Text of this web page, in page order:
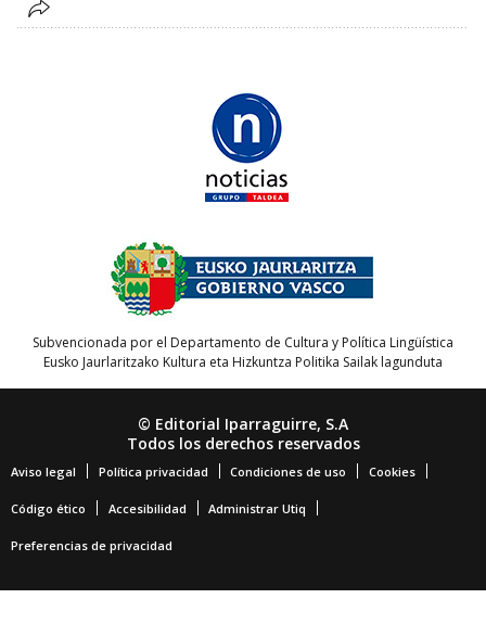
Subvencionada por el Departamento de Cultura y Política Lingüística
Eusko Jaurlaritzako Kultura eta Hizkuntza Politika Sailak lagunduta
© Editorial Iparraguirre, S.A
Todos los derechos reservados
Aviso legal Política privacidad Condiciones de uso Cookies
Código ético Accesibilidad Administrar Utiq
Preferencias de privacidad